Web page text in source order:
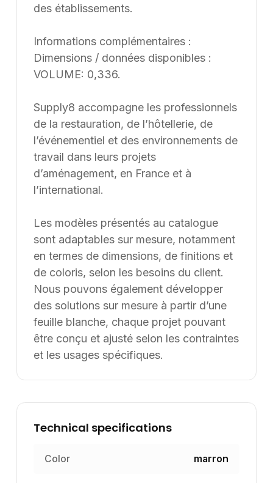
des établissements.
Informations complémentaires :
Dimensions / données disponibles :
VOLUME: 0,336.
Supply8 accompagne les professionnels
de la restauration, de l’hôtellerie, de
l’événementiel et des environnements de
travail dans leurs projets
d’aménagement, en France et à
l’international.
Les modèles présentés au catalogue
sont adaptables sur mesure, notamment
en termes de dimensions, de finitions et
de coloris, selon les besoins du client.
Nous pouvons également développer
des solutions sur mesure à partir d’une
feuille blanche, chaque projet pouvant
être conçu et ajusté selon les contraintes
et les usages spécifiques.
Technical specifications
Color marron